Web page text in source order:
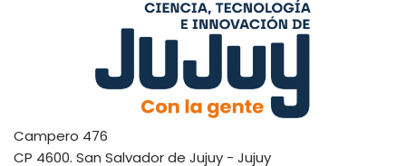
Campero 476
CP 4600. San Salvador de Jujuy - Jujuy